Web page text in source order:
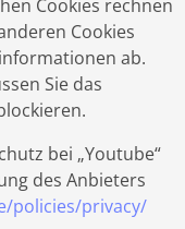
Cookies rechnen
Cookies
ab.
Sie das
bei „Youtube“
des Anbieters
policies/privacy/